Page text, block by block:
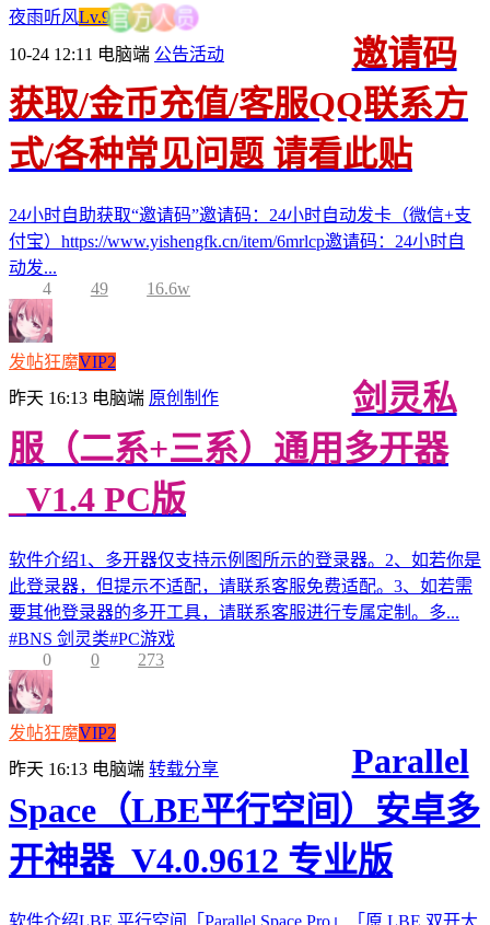
夜雨听风Lv.9官 方人员
10-24 12:11 电脑端 公告活动
邀请码
获取/金币充值/客服QQ联系方
式/各种常见问题 请看此贴
24小时自助获取“邀请码”邀请码：24小时自动发卡（微信+支
付宝）https://www.yishengfk.cn/item/6mrlcp邀请码：24小时自
动发...
4
49 16.6w
发帖狂魔VIP2
昨天 16:13 电脑端 原创制作
剑灵私
服（二系+三系）通用多开器
_V1.4 PC版
软件介绍1、多开器仅支持示例图所示的登录器。2、如若你是
此登录器，但提示不适配，请联系客服免费适配。3、如若需
要其他登录器的多开工具，请联系客服进行专属定制。多...
#BNS 剑灵类#PC游戏
0
0 273
发帖狂魔VIP2
昨天 16:13 电脑端 转载分享
Parallel
Space（LBE平行空间）安卓多
开神器_V4.0.9612 专业版
软件介绍LBE 平行空间「Parallel Space Pro」「原 LBE 双开大